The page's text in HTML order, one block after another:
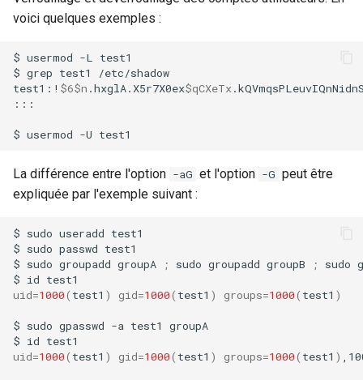
voici quelques exemples :
$ usermod -L
test1
$ grep test1
/etc/shadow
test1:! $6$n .hxglA.X5r7X0ex$qCXeTx
:::
$ usermod -U
La différence entre l'option -aG et l'option -G peut être
expliquée par l'exemple suivant :
$ sudo useradd test1
$ sudo passwd test1
$ sudo groupadd groupA ; sudo groupadd groupB ; sudo
$ id
uid=1000( test1 ) gid=1000( test1 ) groups=1000( test1 )
$ sudo gpasswd -a test1
groupA
$ id
uid=1000( test1 ) gid=1000( test1 ) groups=1000( test1 )